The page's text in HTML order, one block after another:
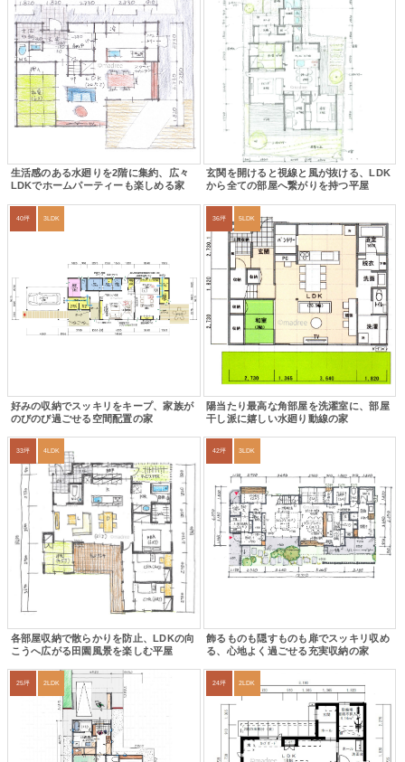
生活感のある水廻りを2階に集約、広々
LDKでホームパーティーも楽しめる家
玄関を開けると視線と風が抜ける、LDK
から全ての部屋へ繋がりを持つ平屋
40坪 3LDK
好みの収納でスッキリをキープ、家族が
のびのび過ごせる空間配置の家
36坪 5LDK
陽当たり最高な角部屋を洗濯室に、部屋
干し派に嬉しい水廻り動線の家
33坪 4LDK
各部屋収納で散らかりを防止、LDKの向
こうへ広がる田園風景を楽しむ平屋
42坪 3LDK
飾るものも隠すものも扉でスッキリ収め
る、心地よく過ごせる充実収納の家
25坪 2LDK 24坪 2LDK